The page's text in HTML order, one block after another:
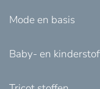
Mode en basis
Baby- en